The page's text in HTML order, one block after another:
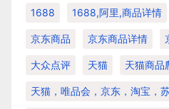
1688 1688,阿里,商品详情
京东商品 京东商品详情
大众点评 天猫 天猫商品
天猫，唯品会，京东，淘宝，